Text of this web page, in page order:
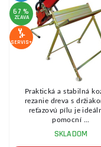
67 %
ZĽAVA
SERVIS+
Praktická a stabilná
rezanie dreva s
reťazovú pílu je
pomocní ...
SKLADOM